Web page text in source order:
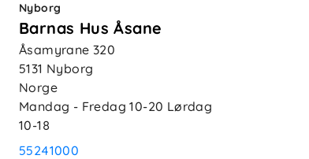
Nyborg
Barnas Hus Åsane
Åsamyrane 320
5131 Nyborg
Norge
Mandag - Fredag10-20 Lørdag
10-18
55241000